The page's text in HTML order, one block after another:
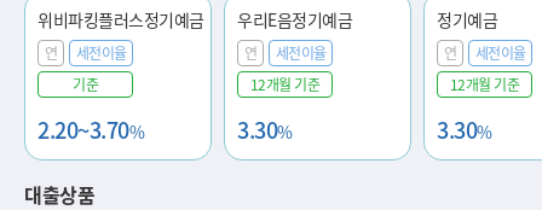
위비파킹플러스정기예금
연
세전이율
기준
2.20~3.70%
우리E음정기예금
연
세전이율
12개월 기준
3.30%
정기예금
연
세전이율
12개월 기준
3.30%
대출상품